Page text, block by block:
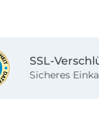
SSL-
Sicheres